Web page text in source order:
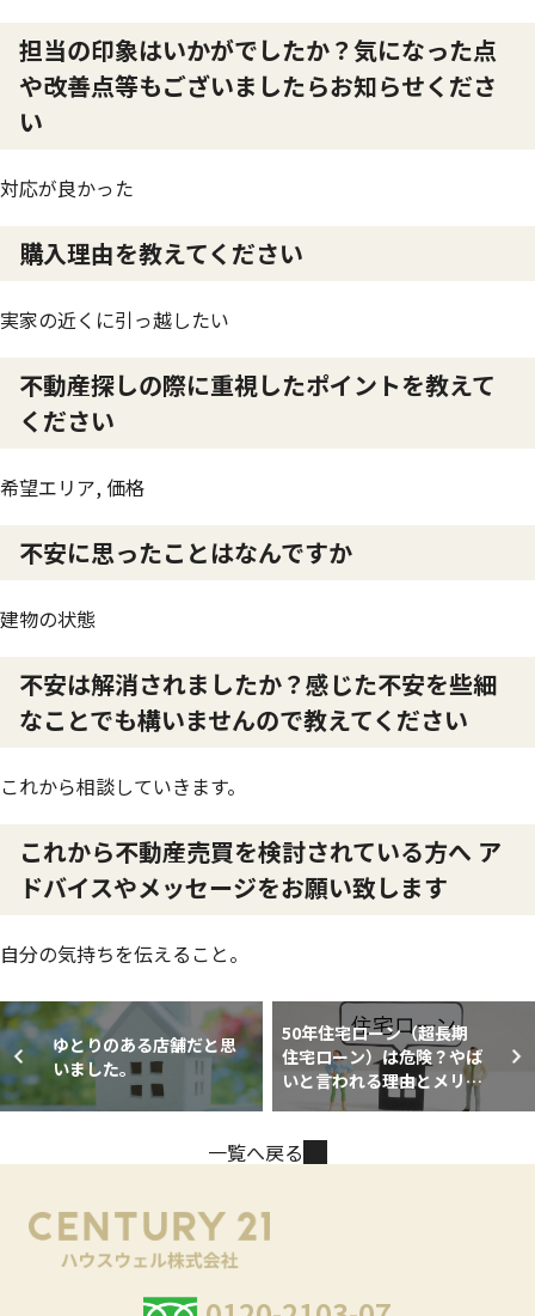
担当の印象はいかがでしたか？気になった点
や改善点等もございましたらお知らせくださ
い
対応が良かった
購入理由を教えてください
実家の近くに引っ越したい
不動産探しの際に重視したポイントを教えて
ください
希望エリア, 価格
不安に思ったことはなんですか
建物の状態
不安は解消されましたか？感じた不安を些細
なことでも構いませんので教えてください
これから相談していきます。
これから不動産売買を検討されている方へ ア
ドバイスやメッセージをお願い致します
自分の気持ちを伝えること。
ゆとりのある店舗だと思
いました。
50年住宅ローン（超長期
住宅ローン）は危険？やば
いと言われる理由とメリッ
ト・デメリット
一覧へ戻る